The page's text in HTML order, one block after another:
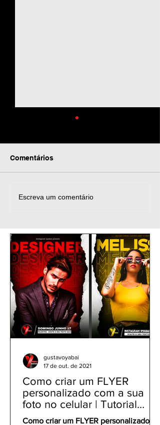
Como colocar SENHA
Instagram, Zoom app,
etc
Comentários
Escreva um comentário
Como criar um FLYER
personalizado com a sua
foto no celular | Tutorial
PicsArt app gratuito
Como criar um FLYER personalizado
gustavoyabai
17 de out. de 2021